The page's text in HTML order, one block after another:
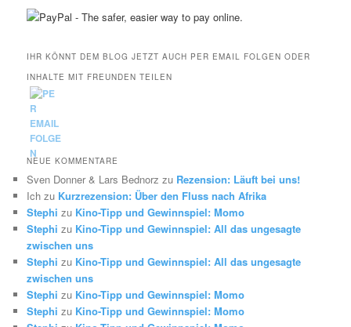
IHR KÖNNT DEM BLOG JETZT AUCH PER EMAIL FOLGEN ODER
INHALTE MIT FREUNDEN TEILEN
NEUE KOMMENTARE
Sven Donner & Lars Bednorz zu Rezension: Läuft bei uns!
Ich zu Kurzrezension: Über den Fluss nach Afrika
Stephi zu Kino-Tipp und Gewinnspiel: Momo
Stephi zu Kino-Tipp und Gewinnspiel: All das ungesagte
zwischen uns
Stephi zu Kino-Tipp und Gewinnspiel: All das ungesagte
zwischen uns
Stephi zu Kino-Tipp und Gewinnspiel: Momo
Stephi zu Kino-Tipp und Gewinnspiel: Momo